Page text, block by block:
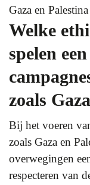
Gaza en
Welke
spelen
zoals
Bij het voeren
zoals Gaza en
overwegingen
respecteren van